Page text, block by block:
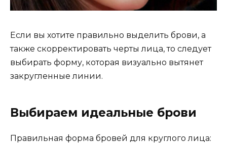
Если вы хотите правильно выделить брови, а
также скорректировать черты лица, то следует
выбирать форму, которая визуально вытянет
закругленные линии.
Выбираем идеальные брови
Правильная форма бровей для круглого лица: